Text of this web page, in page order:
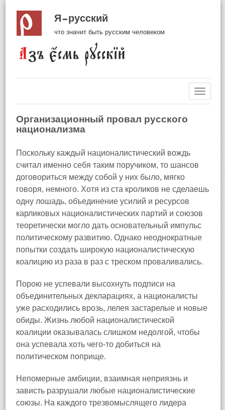
Я русский
что значит быть русским человеком
Организационный провал русского
национализма
Поскольку каждый националистический вождь
считал именно себя таким поручиком, то шансов
договориться между собой у них было, мягко
говоря, немного. Хотя из ста кроликов не сделаешь
одну лошадь, объединение усилий и ресурсов
карликовых националистических партий и союзов
теоретически могло дать основательный импульс
политическому развитию. Однако неоднократные
попытки создать широкую националистическую
коалицию из раза в раз с треском проваливались.
Порою не успевали высохнуть подписи на
объединительных декларациях, а националисты
уже расходились врозь, лелея застарелые и новые
обиды. Жизнь любой националистической
коалиции оказывалась слишком недолгой, чтобы
она успевала хоть чего-то добиться на
политическом поприще.
Непомерные амбиции, взаимная неприязнь и
зависть разрушали любые националистические
союзы. На каждого трезвомыслящего лидера